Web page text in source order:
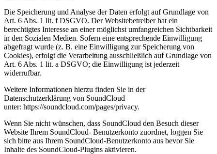
Die Speicherung und Analyse der Daten erfolgt auf Grundlage von
Art. 6 Abs. 1 lit. f DSGVO. Der Websitebetreiber hat ein
berechtigtes Interesse an einer möglichst umfangreichen Sichtbarkeit
in den Sozialen Medien. Sofern eine entsprechende Einwilligung
abgefragt wurde (z. B. eine Einwilligung zur Speicherung von
Cookies), erfolgt die Verarbeitung ausschließlich auf Grundlage von
Art. 6 Abs. 1 lit. a DSGVO; die Einwilligung ist jederzeit
widerrufbar.
Weitere Informationen hierzu finden Sie in der
Datenschutzerklärung von SoundCloud
unter: https://soundcloud.com/pages/privacy.
Wenn Sie nicht wünschen, dass SoundCloud den Besuch dieser
Website Ihrem SoundCloud- Benutzerkonto zuordnet, loggen Sie
sich bitte aus Ihrem SoundCloud-Benutzerkonto aus bevor Sie
Inhalte des SoundCloud-Plugins aktivieren.